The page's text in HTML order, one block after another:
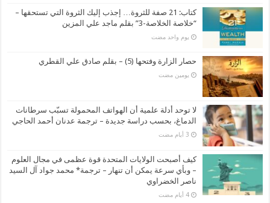
كتاب: 21 صفة للثروة… إجذب إليك الثروة التي تستحقها –
“خلاصة الخلاصة-3” بقلم ماجد علي المزين
‏يوم واحد مضت
حصار الزارة وفتحها (5) – بقلم صادق علي القطري
‏يومين مضت
لا توحد أدلة علمية أن الهواتف المحمولة تسبّب سرطانات
الدماغ، بحسب دراسة جديدة – ترجمة عدنان أحمد الحاجي
كيف أصبحت الولايات المتحدة قوة عظمى في مجال العلوم
– وبأي سرعة يمكن أن تنهار – ترجمة* محمد جواد آل السيد
ناصر الخضراوي
‏4 أيام مضت